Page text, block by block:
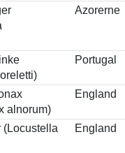
Azorerne
Portugal
alnorum)
England
(Locustella
England